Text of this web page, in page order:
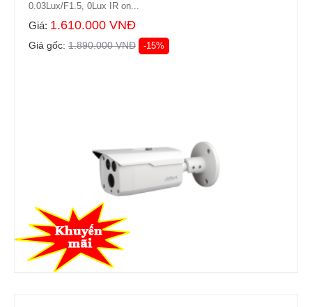
0.03Lux/F1.5, 0Lux IR on...
Giá: 1.610.000 VNĐ
Giá gốc: 1.890.000 VNĐ -15%